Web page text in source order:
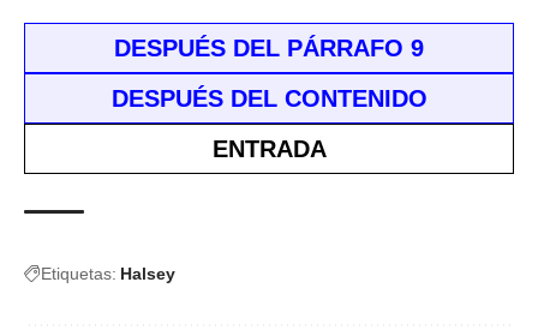
DESPUÉS DEL PÁRRAFO 9
DESPUÉS DEL CONTENIDO
ENTRADA
Etiquetas: Halsey